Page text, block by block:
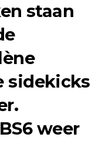
staan
sidekicks
weer